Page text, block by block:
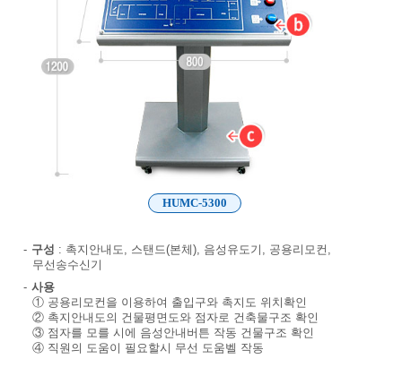
HUMC-5300
- 구성 : 촉지안내도, 스탠드(본체), 음성유도기, 공용리모컨,
무선송수신기
- 사용
① 공용리모컨을 이용하여 출입구와 촉지도 위치확인
② 촉지안내도의 건물평면도와 점자로 건축물구조 확인
③ 점자를 모를 시에 음성안내버튼 작동 건물구조 확인
④ 직원의 도움이 필요할시 무선 도움벨 작동